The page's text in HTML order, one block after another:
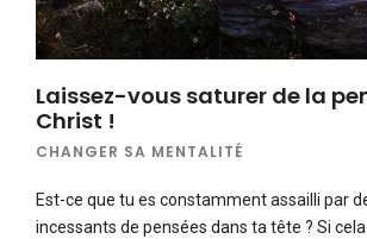
Laissez-vous saturer de la
Christ !
CHANGER SA MENTALITÉ
Est-ce que tu es constamment assailli par
incessants de pensées dans ta tête ? Si